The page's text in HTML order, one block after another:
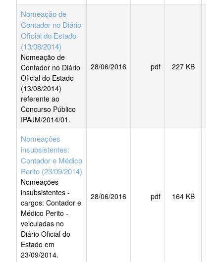
Nomeação de
Contador no Diário
Oficial do Estado
(13/08/2014)
Nomeação de
Contador no Diário
Oficial do Estado
(13/08/2014)
referente ao
Concurso Público
IPAJM/2014/01.
28/06/2016 pdf 227 KB
Nomeações
insubsistentes:
Contador e Médico
Perito (23/09/2014)
Nomeações
insubsistentes -
cargos: Contador e
Médico Perito -
veiculadas no
Diário Oficial do
Estado em
23/09/2014.
28/06/2016 pdf 164 KB